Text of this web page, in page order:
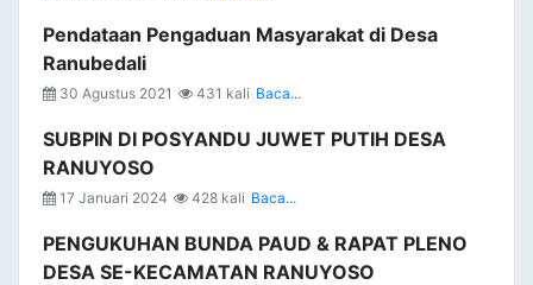
Pendataan Pengaduan Masyarakat di Desa
Ranubedali
30 Agustus 2021 431 kali Baca...
SUBPIN DI POSYANDU JUWET PUTIH DESA
RANUYOSO
17 Januari 2024 428 kali Baca...
PENGUKUHAN BUNDA PAUD & RAPAT PLENO
DESA SE-KECAMATAN RANUYOSO